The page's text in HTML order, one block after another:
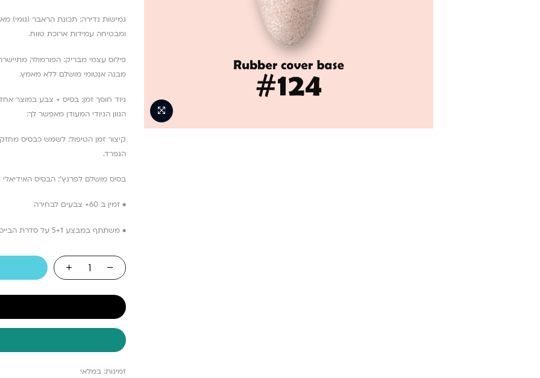
גמישות נדירה: תכונת הראבר (גומי)
ומבטיחה עמידות ארוכת טווח.
פילוס עצמי מבריק: הפורמולה
מבנה אנטומי מושלם ללא מאמץ.
ניוד חוסך זמן: בסיס + צבע במוצר
הגוון הניודי המעודן מאפשר לך:
קיצור זמן הטיפול: לשמש כבסיס
הנפרד.
בסיס מושלם לפרנץ’: הבסיס
• זמין ב 60+ צבעים לבחירה
• משתתף במבצע 5+1 על סדרת הבייסים והטופים של סינדרלה
זמינות: במלאי